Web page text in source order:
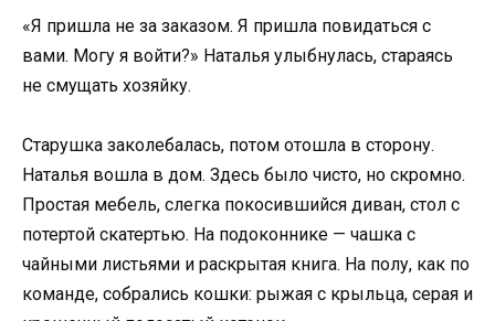
«Я пришла не за заказом. Я пришла повидаться с
вами. Могу я войти?» Наталья улыбнулась, стараясь
не смущать хозяйку.
Старушка заколебалась, потом отошла в сторону.
Наталья вошла в дом. Здесь было чисто, но скромно.
Простая мебель, слегка покосившийся диван, стол с
потертой скатертью. На подоконнике — чашка с
чайными листьями и раскрытая книга. На полу, как по
команде, собрались кошки: рыжая с крыльца, серая и